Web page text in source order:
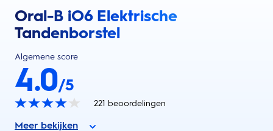
Oral-B iO6 Elektrische
Tandenborstel
Algemene score
4.0/5
221 beoordelingen
Meer bekijken